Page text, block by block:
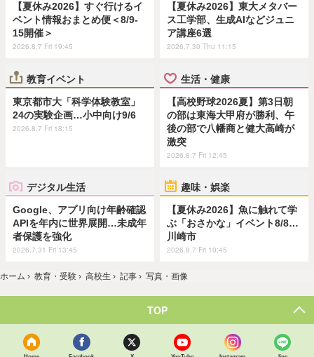
【夏休み2026】すぐ行けるイ
ベント情報おまとめ便＜8/9-
15開催＞
2026.8.7 Fri 19:45
【夏休み2026】東大メタバー
ス工学部、生成AIなどジュニ
ア講座6選
2026.7.30 Thu 11:15
教育イベント
東京都市大「科学体験教室」
24の実験企画…小中向け9/6
2026.8.7 Fri 18:15
生活・健康
【高校野球2026夏】第3日朝
の部は東海大甲府が勝利、午
後の部で八幡商と健大高崎が
激突
2026.8.7 Fri 12:45
デジタル生活
Google、アプリ向け年齢確認
APIを年内に世界展開…未成年
者保護を強化
2026.7.31 Fri 13:45
趣味・娯楽
【夏休み2026】魚に触れて学
ぶ「おさかな」イベント8/8…
川崎市
2026.8.7 Fri 10:45
ホーム › 教育・受験 › 高校生 › 記事 › 写真・画像
TOP